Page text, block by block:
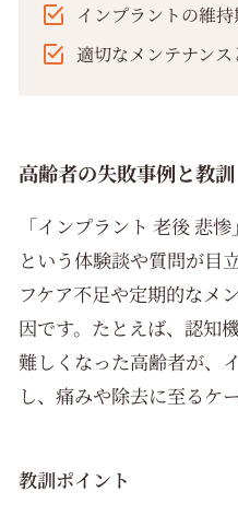
インプラントの維
適切なメンテナン
高齢者の失敗事例と教訓
「インプラント 老後 悲
という体験談や質問が目
フケア不足や定期的なメ
因です。たとえば、認知
難しくなった高齢者が、
し、痛みや除去に至るケ
教訓ポイント